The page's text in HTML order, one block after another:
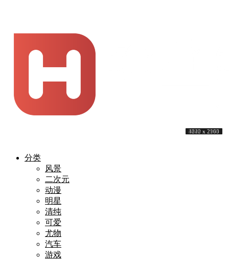
分类
风景
二次元
动漫
明星
清纯
可爱
尤物
汽车
游戏
4000 x 2249
5120 x 3200
3840 x 2160
3840 x 2160
4029 x 2304
3840 x 2160
4000 x 2286
3840 x 2160
3840 x 2160
4222 x 2903